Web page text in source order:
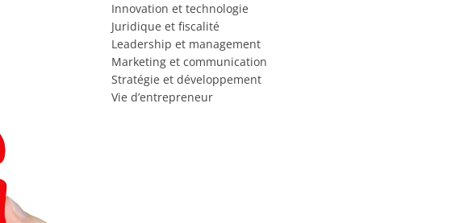
Innovation et technologie
Juridique et fiscalité
Leadership et management
Marketing et communication
Stratégie et développement
Vie d’entrepreneur